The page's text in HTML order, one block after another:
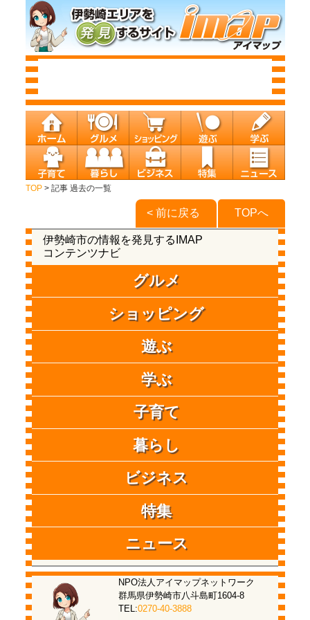
TOP> 記事 過去の一覧
TOPへ
< 前に戻る
伊勢崎市の情報を発見するIMAP
コンテンツナビ
グルメ
ショッピング
遊ぶ
学ぶ
子育て
暮らし
ビジネス
特集
ニュース
NPO法人アイマップネットワーク
群馬県伊勢崎市八斗島町1604-8
TEL:0270-40-3888